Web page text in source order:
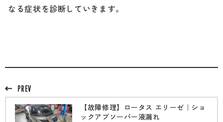
なる症状を診断していきます。
PREV
【故障修理】ロータス エリーゼ｜ショ
ックアブソーバー液漏れ